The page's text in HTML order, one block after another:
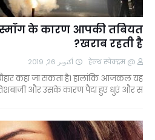
स्मॉग के कारण आपकी तबियत
खराब रहती है?
@ हेल्थ स्पेक्ट्रम أكتوبر 26, 2019
कहा जा सकता है। हालांकि आजकल यह
और उसके कारण पैदा हुए धुएं और स…